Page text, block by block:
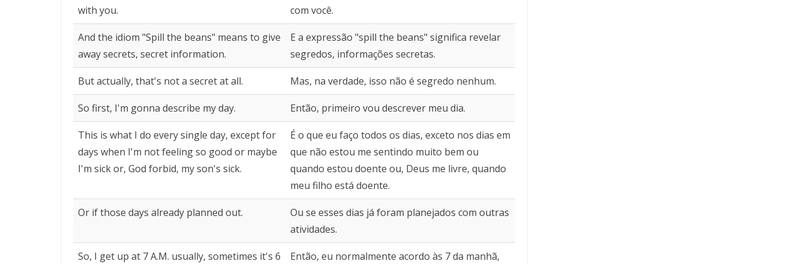
with you.
com você.
And the idiom "Spill the beans" means to give
away secrets, secret information.
E a expressão "spill the beans" significa revelar
segredos, informações secretas.
But actually, that's not a secret at all. Mas, na verdade, isso não é segredo nenhum.
So first, I'm gonna describe my day. Então, primeiro vou descrever meu dia.
This is what I do every single day, except for
days when I'm not feeling so good or maybe
I'm sick or, God forbid, my son's sick.
É o que eu faço todos os dias, exceto nos dias em
que não estou me sentindo muito bem ou
quando estou doente ou, Deus me livre, quando
meu filho está doente.
Or if those days already planned out.
Ou se esses dias já foram planejados com outras
atividades.
So, I get up at 7 A.M. usually, sometimes it's 6
Então, eu normalmente acordo às 7 da manhã,